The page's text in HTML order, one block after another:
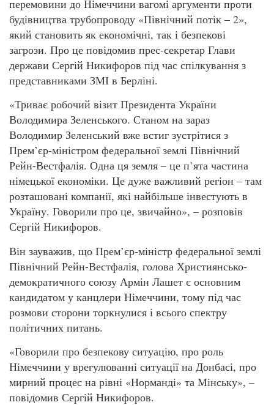
перемовини до Німеччини вагомі аргументи проти
будівництва трубопроводу «Північний потік – 2»,
який становить як економічні, так і безпекові
загрози. Про це повідомив прес-секретар Глави
держави Сергій Никифоров під час спілкування з
представниками ЗМІ в Берліні.
«Триває робочий візит Президента України
Володимира Зеленського. Станом на зараз
Володимир Зеленський вже встиг зустрітися з
Прем’єр-міністром федеральної землі Північний
Рейн-Вестфалія. Одна ця земля – це п’ята частина
німецької економіки. Це дуже важливий регіон – там
розташовані компанії, які найбільше інвестують в
Україну. Говорили про це, звичайно», – розповів
Сергій Никифоров.
Він зауважив, що Прем’єр-міністр федеральної землі
Північний Рейн-Вестфалія, голова Християнсько-
демократичного союзу Армін Лашет є основним
кандидатом у канцлери Німеччини, тому під час
розмови сторони торкнулися і всього спектру
політичних питань.
«Говорили про безпекову ситуацію, про роль
Німеччини у врегулюванні ситуації на Донбасі, про
мирний процес на рівні «Норманді» та Мінську», –
повідомив Сергій Никифоров.